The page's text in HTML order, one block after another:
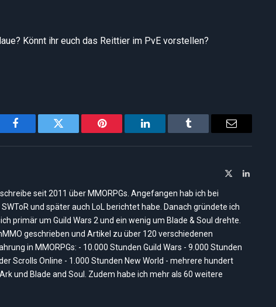
Könnt ihr euch das Reittier im PvE vorstellen?
Facebook Twitter Pinterest LinkedIn Tumblr Email
LinkedIn
seit 2011 über MMORPGs. Angefangen hab ich bei
und später auch LoL berichtet habe. Danach gründete ich
primär um Guild Wars 2 und ein wenig um Blade & Soul drehte.
geschrieben und Artikel zu über 120 verschiedenen
in MMORPGs: - 10.000 Stunden Guild Wars - 9.000 Stunden
Scrolls Online - 1.000 Stunden New World - mehrere hundert
Ark und Blade and Soul. Zudem habe ich mehr als 60 weitere